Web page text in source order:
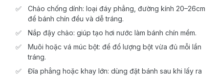
Chảo chống dính: loại đáy phẳng, đường kính 20–26cm
để bánh chín đều và dễ tráng.
Nắp đậy chảo: giúp tạo hơi nước làm bánh chín mềm.
Muôi hoặc vá múc bột: để đổ lượng bột vừa đủ mỗi lần
tráng.
Đĩa phẳng hoặc khay lớn: dùng đặt bánh sau khi lấy ra